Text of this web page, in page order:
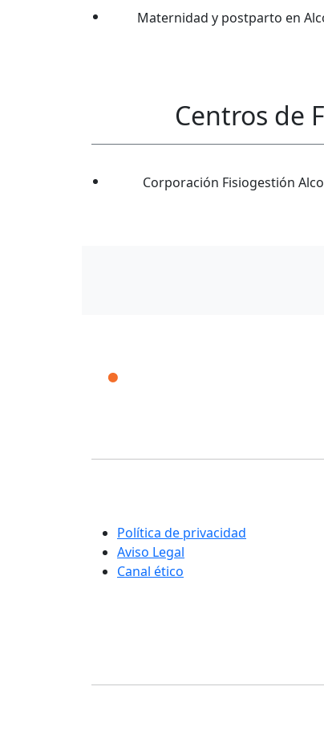
Maternidad y postparto en
Centros de
Corporación Fisiogestión
Política de privacidad
Aviso Legal
Canal ético